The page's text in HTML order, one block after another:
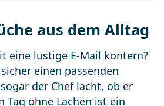
aus dem Alltag
eine lustige E-Mail kontern?
einen passenden
der Chef lacht, ob er
Tag ohne Lachen ist ein